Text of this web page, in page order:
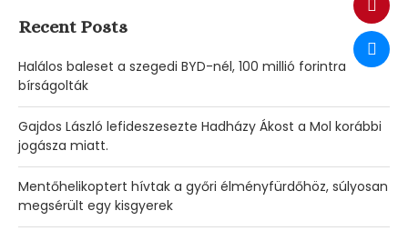
Recent Posts
Halálos baleset a szegedi BYD-nél, 100 millió forintra
bírságolták
Gajdos László lefideszesezte Hadházy Ákost a Mol korábbi
jogásza miatt.
Mentőhelikoptert hívtak a győri élményfürdőhöz, súlyosan
megsérült egy kisgyerek